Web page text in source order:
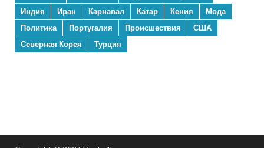
Индия
Иран Карнавал Катар Кения
Мода
Политика
Португалия Происшествия
США
Северная Корея
Турция